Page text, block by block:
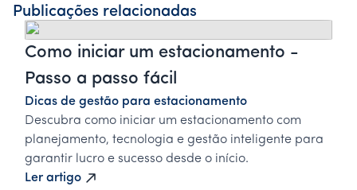
Publicações relacionadas
Como iniciar um estacionamento -
Passo a passo fácil
Dicas de gestão para estacionamento
Descubra como iniciar um estacionamento com
planejamento, tecnologia e gestão inteligente para
garantir lucro e sucesso desde o início.
Ler artigo